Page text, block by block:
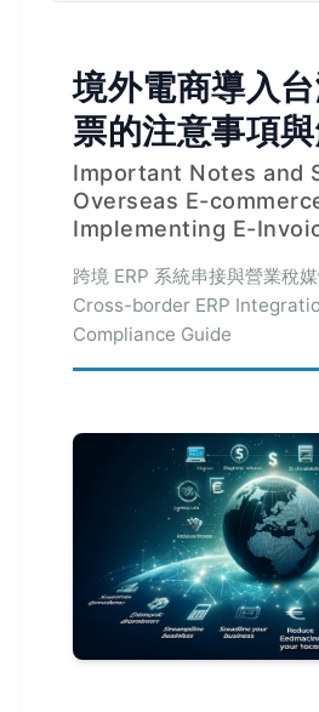
境外電商導入
票的注意事項
Important Notes and
Overseas E-
Implementing E-
跨境 ERP 系統串接與營業稅
Cross-border ERP
Compliance Guide